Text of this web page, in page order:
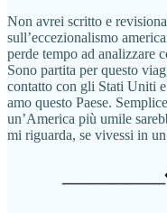
Non avrei scritto e
sull’eccezionalismo
perde tempo ad analizzare
Sono partita per questo
contatto con gli Stati Uniti
amo questo Paese.
un’America più umile
mi riguarda, se vivessi in